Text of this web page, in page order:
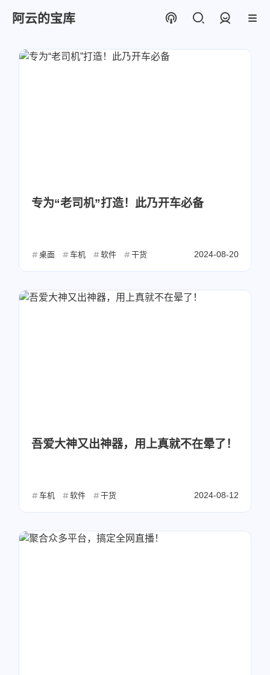
阿云的宝库
专为“老司机”打造！此乃开车必备
桌面 车机 软件 干货 2024-08-20
吾爱大神又出神器，用上真就不在晕了！
车机 软件 干货 2024-08-12